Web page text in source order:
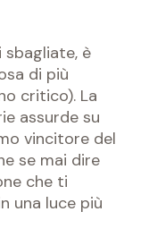
è
di più
critico). La
assurde su
vincitore del
se mai dire
che ti
una luce più